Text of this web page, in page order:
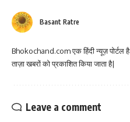
Basant Ratre
Bhokochand.com एक हिंदी न्यूज़ पोर्टल
ताज़ा खबरों को प्रकाशित किया जाता है|
Leave a comment